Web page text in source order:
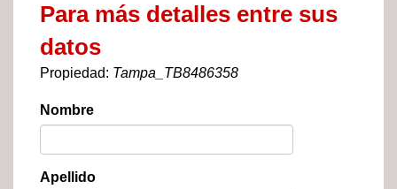
Para más detalles entre sus
datos
Propiedad: Tampa_TB8486358
Nombre
Apellido